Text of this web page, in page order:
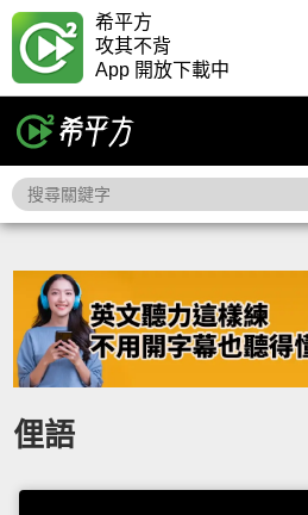
希平方
攻其不背
App 開放下載中
俚語